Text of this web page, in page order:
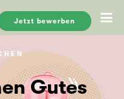
Jetzt bewerben
Gutes